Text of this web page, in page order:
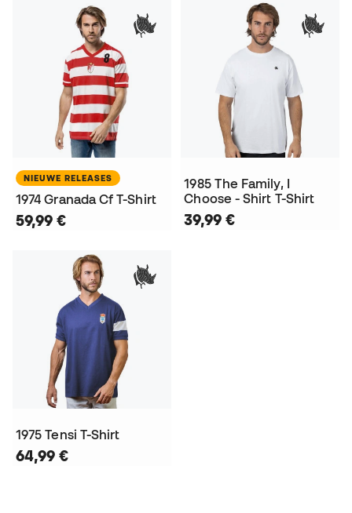
NIEUWE RELEASES
1974 Granada Cf T-Shirt
59,99 €
1985 The Family, I
Choose - Shirt T-Shirt
39,99 €
1975 Tensi T-Shirt
64,99 €